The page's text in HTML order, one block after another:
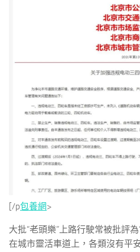
[/p包養網>
大批“老頭樂”上路行駛常被批評
在城市靈活車道上，各類沒有平